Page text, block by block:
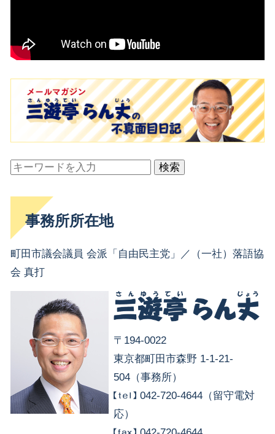
検索
事務所所在地
町田市議会議員 会派「自由民主党」／（一社）落語協
会 真打
〒194-0022
東京都町田市森野 1-1-21-
504（事務所）
042-720-4644（留守電対
応）